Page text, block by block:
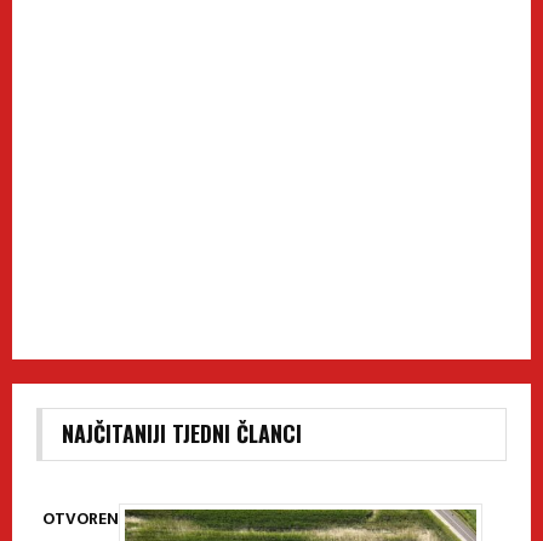
NAJČITANIJI TJEDNI ČLANCI
OTVOREN